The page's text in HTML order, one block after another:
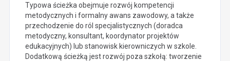
Typowa ścieżka obejmuje rozwój kompetencji
metodycznych i formalny awans zawodowy, a także
przechodzenie do ról specjalistycznych (doradca
metodyczny, konsultant, koordynator projektów
edukacyjnych) lub stanowisk kierowniczych w szkole.
Dodatkową ścieżką jest rozwój poza szkołą: tworzenie